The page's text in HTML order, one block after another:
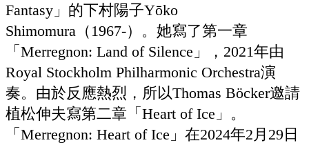
Fantasy」的下村陽子Yōko
Shimomura（1967-）。她寫了第一章
「Merregnon: Land of Silence」，2021年由
Royal Stockholm Philharmonic Orchestra演
奏。由於反應熱烈，所以Thomas Böcker邀請
植松伸夫寫第二章「Heart of Ice」。
「Merregnon: Heart of Ice」在2024年2月29日